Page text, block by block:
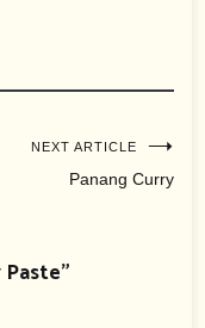
NEXT ARTICLE
Panang Curry
”